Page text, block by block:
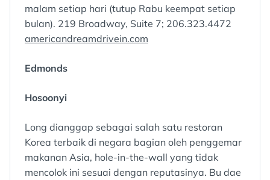
malam setiap hari (tutup Rabu keempat setiap
bulan). 219 Broadway, Suite 7; 206.323.4472
americandreamdrivein.com
Edmonds
Hosoonyi
Long dianggap sebagai salah satu restoran
Korea terbaik di negara bagian oleh penggemar
makanan Asia, hole-in-the-wall yang tidak
mencolok ini sesuai dengan reputasinya. Bu dae